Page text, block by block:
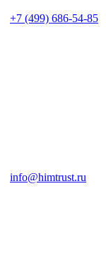
+7 (499) 686-54-85
info@himtrust.ru